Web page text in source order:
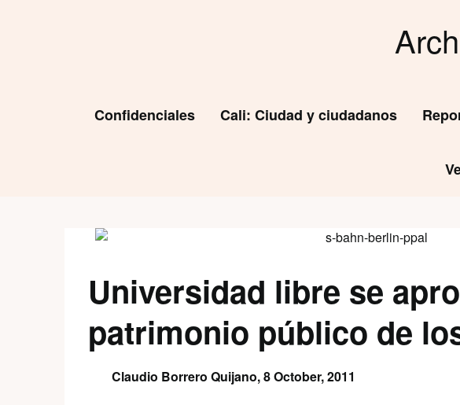
Confidenciales Cali: Ciudad y ciudadanos
Universidad libre se
patrimonio público de
Claudio Borrero Quijano,8 October, 2011